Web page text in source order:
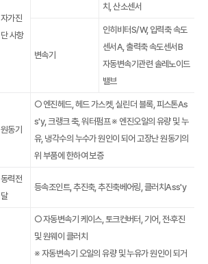
자가진
단 사항
치, 산소센서
변속기
인히비터S/W, 입력축 속도
센서A, 출력축 속도센서B
자동변속기관련 솔레노이드
밸브
원동기
○ 엔진헤드, 헤드 가스켓, 실린더 블록, 피스톤As
s'y, 크랭크 축, 워터펌프 ※ 엔진오일의 유량 및 누
유, 냉각수의 누수가 원인이 되어 고장난 원동기의
위 부품에 한하여 보증
동력전
달
등속조인트, 추진축, 추진축베어링, 클러치Ass'y
○ 자동변속기 케이스, 토크컨버터, 기어, 전·후진
및 원웨이 클러치
※ 자동변속기 오일의 유량 및 누유가 원인이 되거